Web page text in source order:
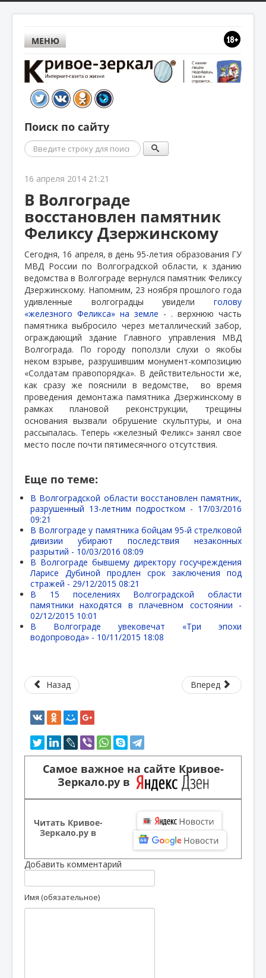
МЕНЮ
Поиск по сайту
Поиск
16 апреля 2014 21:21
В Волгограде
восстановлен памятник
Феликсу Дзержинскому
Сегодня, 16 апреля, в день 95-летия образования ГУ
МВД России по Волгоградской области, к зданию
ведомства в Волгограде вернулся памятник Феликсу
Дзержинскому. Напомним, 23 ноября прошлого года
удивленные волгоградцы увидели голову
«железного Феликса» на земле - . верхнюю часть
памятника выбросило через металлический забор,
ограждающий здание Главного управления МВД
Волгограда. По городу поползли слухи о якобы
неком взрыве, разрушившим монумент-композицию
«Солдатам правопорядка». В действительности же,
как сразу же пояснили в ведомстве,
во время
проведения демонтажа памятника Дзержинскому в
рамках плановой реконструкции, трещины
основания вызвали обрушение скульптуры, и она
рассыпалась. Теперь «железный Феликс» занял свое
место после почти пятимесячного отсутствия.
Еще по теме:
В Волгоградской области восстановлен памятник,
разрушенный 13-летним подростком - 17/03/2016
09:21
В Волгограде у памятника бойцам 95-й стрелковой
дивизии убирают последствия незаконных
разрытий - 10/03/2016 08:09
В Волгограде бывшему директору госучреждения
Ларисе Дубиной продлен срок заключения под
стражей - 29/12/2015 08:21
В 15 поселениях Волгоградской области
памятники находятся в плачевном состоянии -
02/12/2015 10:01
В Волгограде увековечат «Три эпохи
водопровода» - 10/11/2015 18:08
Назад Вперед
Самое важное на сайте Кривое-
Зеркало.ру в
Читать Кривое-
Зеркало.ру в
Добавить комментарий
Имя (обязательное)